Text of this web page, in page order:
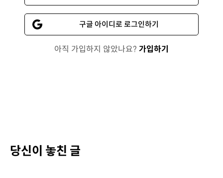
구글 아이디로 로그인하기
아직 가입하지 않았나요? 가입하기
당신이 놓친 글